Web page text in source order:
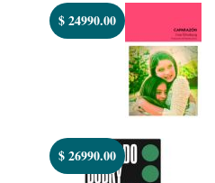
$24990.00
$26990.00